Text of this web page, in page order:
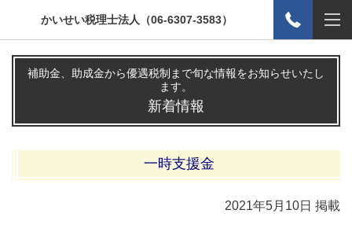
かいせい税理士法人（06-6307-3583）
補助金、助成金から優遇税制まで旬な情報をお知らせいたし
ます。
新着情報
一時支援金
2021年5月10日 掲載